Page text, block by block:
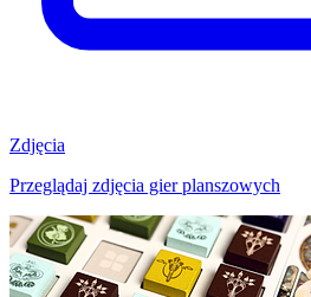
Zdjęcia
Przeglądaj zdjęcia gier planszowych